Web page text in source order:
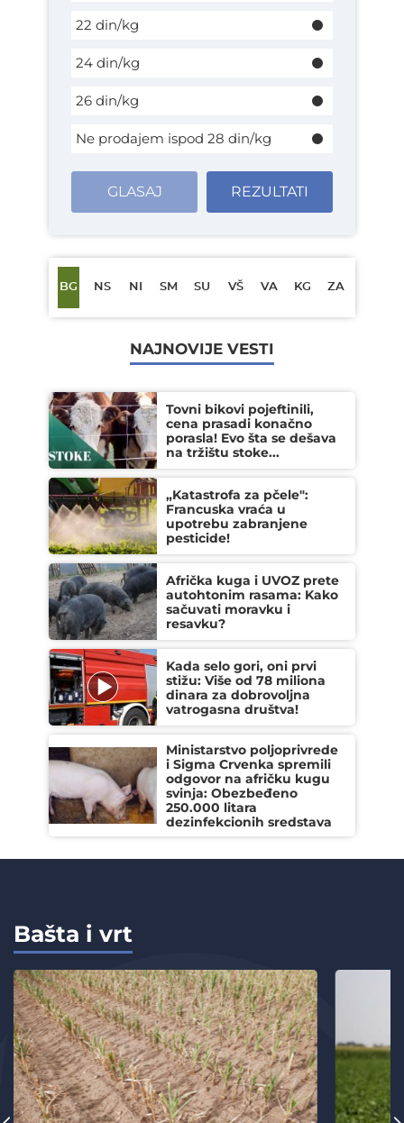
22 din/kg
24 din/kg
26 din/kg
Ne prodajem ispod 28 din/kg
GLASAJ REZULTATI
BG NS NI SM SU VŠ VA KG ZA
NAJNOVIJE VESTI
Tovni bikovi pojeftinili,
cena prasadi konačno
porasla! Evo šta se dešava
na tržištu stoke...
„Katastrofa za pčele":
Francuska vraća u
upotrebu zabranjene
pesticide!
Afrička kuga i UVOZ prete
autohtonim rasama: Kako
sačuvati moravku i
resavku?
Kada selo gori, oni prvi
stižu: Više od 78 miliona
dinara za dobrovoljna
vatrogasna društva!
Ministarstvo poljoprivrede
i Sigma Crvenka spremili
odgovor na afričku kugu
svinja: Obezbeđeno
250.000 litara
dezinfekcionih sredstava
Bašta i vrt